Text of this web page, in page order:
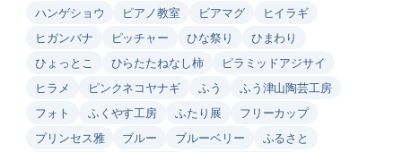
ハンゲショウ
ピアノ教室 ビアマグ
ヒイラギ
ヒガンバナ
ピッチャー ひな祭り
ひまわり
ひょっとこ
ひらたたねなし柿
ピラミッドアジサイ
ヒラメ
ピンクネコヤナギ ふう
ふう津山陶芸工房
フォト
ふくやす工房 ふたり展
フリーカップ
プリンセス雅
ブルー ブルーベリー
ふるさと